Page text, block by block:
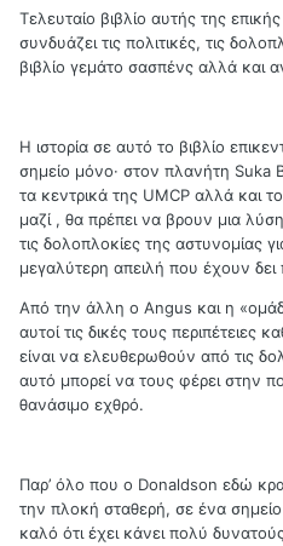
Τελευταίο βιβλίο αυτής της
συνδυάζει τις πολιτικές, τις
βιβλίο γεμάτο σασπένς αλλά και
Η ιστορία σε αυτό το βιβλίο
σημείο μόνο· στον πλανήτη Suka
τα κεντρικά της UMCP αλλά και
μαζί , θα πρέπει να βρουν μια
τις δολοπλοκίες της αστυνομίας
μεγαλύτερη απειλή που έχουν δει
Από την άλλη ο Angus και η
αυτοί τις δικές τους
είναι να ελευθερωθούν από τις
αυτό μπορεί να τους φέρει στην
θανάσιμο εχθρό.
Παρ’ όλο που ο Donaldson εδώ
την πλοκή σταθερή, σε ένα
καλό ότι έχει κάνει πολύ